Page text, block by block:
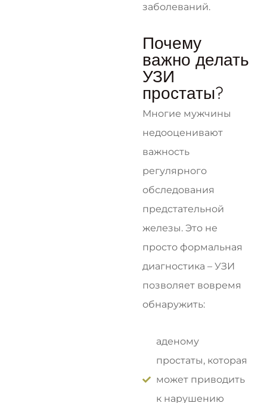
заболеваний.
Почему
важно делать
УЗИ
простаты?
Многие мужчины
недооценивают
важность
регулярного
обследования
предстательной
железы. Это не
просто формальная
диагностика – УЗИ
позволяет вовремя
обнаружить:
аденому
простаты, которая
может приводить
к нарушению